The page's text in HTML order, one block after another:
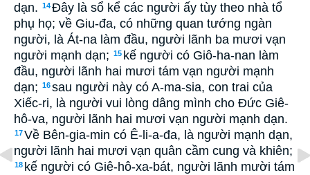
dạn. 14Ðây là sổ kể các người ấy tùy theo nhà tổ
phụ họ; về Giu-đa, có những quan tướng ngàn
người, là Át-na làm đầu, người lãnh ba mươi vạn
người mạnh dạn; 15 kế người có Giô-ha-nan làm
đầu, người lãnh hai mươi tám vạn người mạnh
dạn; 16sau người này có A-ma-sia, con trai của
Xiếc-ri, là người vui lòng dâng mình cho Ðức Giê-
hô-va, người lãnh hai mươi vạn người mạnh dạn.
17Về Bên-gia-min có Ê-li-a-đa, là người mạnh dạn,
người lãnh hai mươi vạn quân cầm cung và khiên;
18 kế người có Giê-hô-xa-bát, người lãnh mười tám